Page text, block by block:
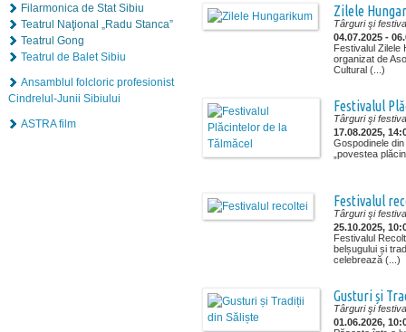
Filarmonica de Stat Sibiu
Teatrul Naţional „Radu Stanca”
Teatrul Gong
Teatrul de Balet Sibiu
Ansamblul folcloric profesionist
Cindrelul-Junii Sibiului
ASTRA film
Zilele
Târguri şi
04.07.2025 -
Festivalul Zilele
organizat de
Cultural (...)
Festivalul
Târguri şi
17.08.2025,
Gospodinele
„povestea
Festivalul
Târguri şi
25.10.2025,
Festivalul
belșugului și
celebrează (...)
Gusturi și
Târguri şi
01.06.2026,